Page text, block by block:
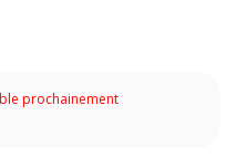
prochainement